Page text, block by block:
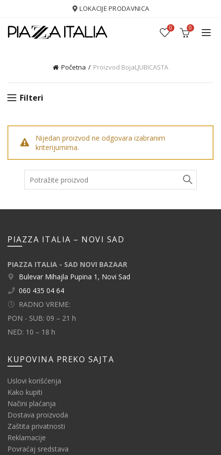
LOKACIJE PRODAVNICA
0 0
Početna Proizvod BojaLJUBICASTA
Filteri
Nijedan proizvod ne odgovara izabranim
kriterijumima.
PIAZZA ITALIA – NOVI SAD
PIAZZA ITALIA - SAD NOVI BAZAAR
Bulevar Mihajla Pupina 1, Novi Sad
060 435 04 64
RADNO VREME:
PON - SUB: 09 – 21 h
NED: 10 – 18 h
KUPOVINA PREKO SAJTA
Uslovi korišćenja
Kako kupiti
Načini plaćanja
Dostava proizvoda
Zaštita privatnosti
Reklamacije
Povraćaj sredstava